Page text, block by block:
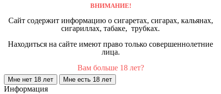
ВНИМАНИЕ!
Сайт содержит информацию о сигаретах, сигарах, кальянах,
сигариллах, табаке, трубках.
Находиться на сайте имеют право только совершеннолетние
лица.
Вам больше 18 лет?
Мне нет 18 лет Мне есть 18 лет
Информация